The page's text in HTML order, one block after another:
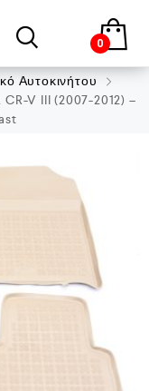
0
Αυτοκινήτου
CR-V III (2007-2012) –